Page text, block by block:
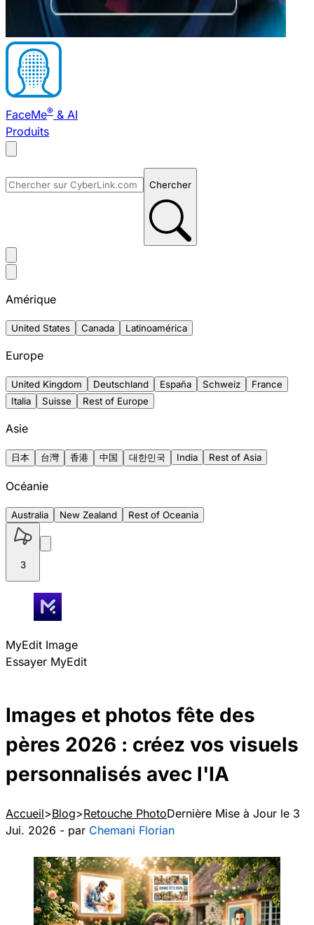
FaceMe® & AI
Produits
Chercher
Amérique
United States Canada Latinoamérica
Europe
United Kingdom Deutschland España Schweiz
France
Italia
Suisse Rest of Europe
Asie
日本 台灣 香港 中国 대한민국 India Rest of Asia
Océanie
Australia New Zealand Rest of Oceania
3
MyEdit Image
Essayer MyEdit
Images et photos fête des
pères 2026 : créez vos visuels
personnalisés avec l'IA
Accueil Blog Retouche PhotoDernière Mise à Jour le 3
Jui. 2026 - par Chemani Florian